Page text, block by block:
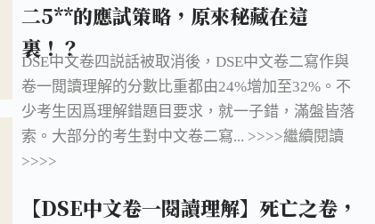
二5**的應試策略，原來秘藏在這
裏！？
DSE中文卷四説話被取消後，DSE中文卷二寫作與
卷一閲讀理解的分數比重都由24%增加至32%。不
少考生因爲理解錯題目要求，就一子錯，滿盤皆落
索。大部分的考生對中文卷二寫... >>>>繼續閱讀
>>>>
【DSE中文卷一閱讀理解】死亡之卷，